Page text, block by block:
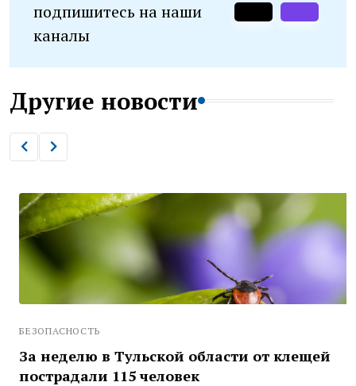
подпишитесь на наши
каналы
Другие новости
БЕЗОПАСНОСТЬ
За неделю в Тульской области от клещей
пострадали 115 человек